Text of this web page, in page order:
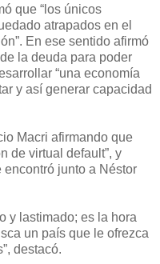
que “los únicos
atrapados en el
En ese sentido afirmó
la deuda para poder
“una economía
y así generar capacidad
Macri afirmando que
de virtual default”, y
junto a Néstor
y lastimado; es la hora
un país que le ofrezca
destacó.